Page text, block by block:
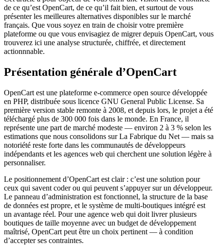
de ce qu’est OpenCart, de ce qu’il fait bien, et surtout de vous
présenter les meilleures alternatives disponibles sur le marché
français. Que vous soyez en train de choisir votre première
plateforme ou que vous envisagiez de migrer depuis OpenCart, vous
trouverez ici une analyse structurée, chiffrée, et directement
actionnnable.
Présentation générale d’OpenCart
OpenCart est une plateforme e-commerce open source développée
en PHP, distribuée sous licence GNU General Public License. Sa
première version stable remonte à 2008, et depuis lors, le projet a été
téléchargé plus de 300 000 fois dans le monde. En France, il
représente une part de marché modeste — environ 2 à 3 % selon les
estimations que nous consolidons sur La Fabrique du Net — mais sa
notoriété reste forte dans les communautés de développeurs
indépendants et les agences web qui cherchent une solution légère à
personnaliser.
Le positionnement d’OpenCart est clair : c’est une solution pour
ceux qui savent coder ou qui peuvent s’appuyer sur un développeur.
Le panneau d’administration est fonctionnel, la structure de la base
de données est propre, et le système de multi-boutiques intégré est
un avantage réel. Pour une agence web qui doit livrer plusieurs
boutiques de taille moyenne avec un budget de développement
maîtrisé, OpenCart peut être un choix pertinent — à condition
d’accepter ses contraintes.